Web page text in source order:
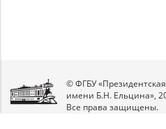
© ФГБУ
имени Б.Н. Ельцина»,
Все права защищены.